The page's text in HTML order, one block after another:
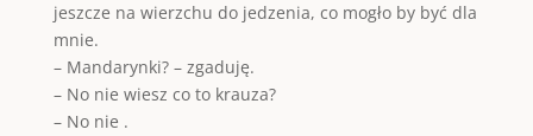
jeszcze na wierzchu do jedzenia, co mogło by być dla
mnie.
– Mandarynki? – zgaduję.
– No nie wiesz co to krauza?
– No nie .